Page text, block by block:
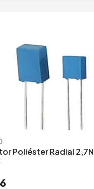
Poliéster Radial